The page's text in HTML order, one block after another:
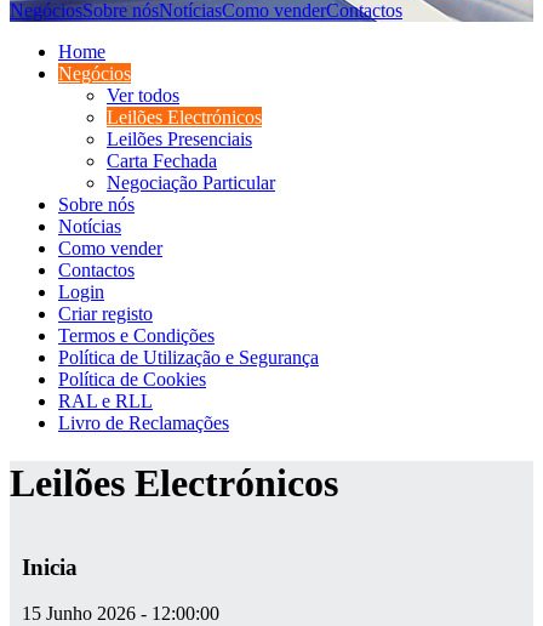
NegóciosSobre nósNotíciasComo venderContactos
Home
Negócios
Ver todos
Leilões Electrónicos
Leilões Presenciais
Carta Fechada
Negociação Particular
Sobre nós
Notícias
Como vender
Contactos
Login
Criar registo
Termos e Condições
Política de Utilização e Segurança
Política de Cookies
RAL e RLL
Livro de Reclamações
Leilões Electrónicos
Inicia
15 Junho 2026 - 12:00:00